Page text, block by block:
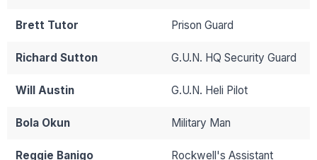
Brett Tutor Prison Guard
Richard Sutton G.U.N. HQ Security Guard
Will Austin G.U.N. Heli Pilot
Bola Okun Military Man
Reggie Banigo Rockwell's Assistant